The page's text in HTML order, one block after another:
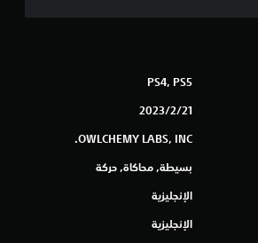
PS4, PS5
21‏/2‏/2023
OWLCHEMY LABS, INC.
بسيطة, محاكاة, حركة
الإنجليزية
الإنجليزية